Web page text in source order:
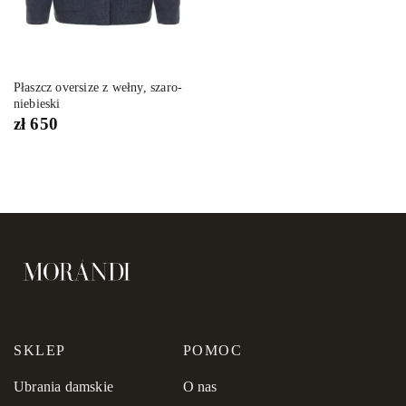
Płaszcz oversize z wełny, szaro-
niebieski
zł650
SKLEP
Ubrania damskie
POMOC
O nas